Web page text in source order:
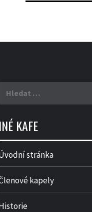
INÉ KAFE
stránka
kapely